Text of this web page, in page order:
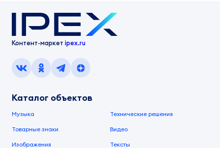
Контент-маркет ipex.ru
Каталог объектов
Музыка Технические решения
Товарные знаки Видео
Изображения Тексты